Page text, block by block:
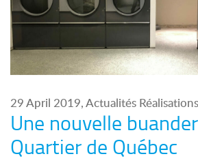
29 April 2019, Actualités Réalisations
Une nouvelle
Quartier de Québec